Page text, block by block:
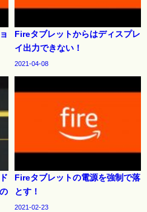
Fireタブレットからはディスプレ
イ出力できない！
2021-04-08
Fireタブレットの電源を強制で落
とす！
2021-02-23